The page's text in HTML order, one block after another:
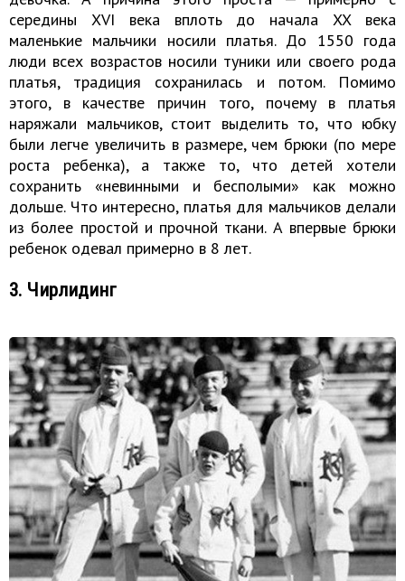
середины XVI века вплоть до начала XX века
маленькие мальчики носили платья. До 1550 года
люди всех возрастов носили туники или своего рода
платья, традиция сохранилась и потом. Помимо
этого, в качестве причин того, почему в платья
наряжали мальчиков, стоит выделить то, что юбку
были легче увеличить в размере, чем брюки (по мере
роста ребенка), а также то, что детей хотели
сохранить «невинными и бесполыми» как можно
дольше. Что интересно, платья для мальчиков делали
из более простой и прочной ткани. А впервые брюки
ребенок одевал примерно в 8 лет.
3. Чирлидинг